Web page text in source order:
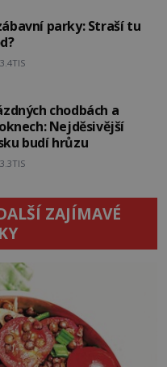
parky: Straší tu
3.4TIS
chodbách a
Nejděsivější
budí hrůzu
3.3TIS
ZAJÍMAVÉ